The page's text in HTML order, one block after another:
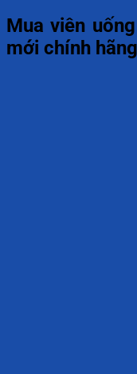
Mua viên
mới chính